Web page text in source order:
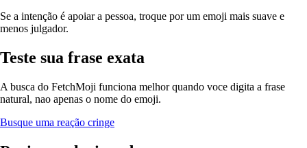
Se a intenção é apoiar a pessoa, troque por um emoji mais suave e
menos julgador.
Teste sua frase exata
A busca do FetchMoji funciona melhor quando voce digita a frase
natural, nao apenas o nome do emoji.
Busque uma reação cringe